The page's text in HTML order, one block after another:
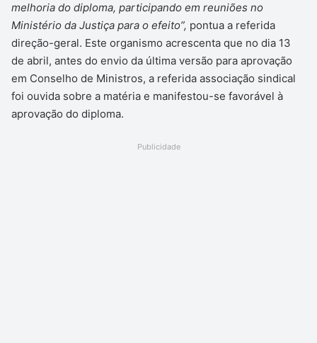
melhoria do diploma, participando em reuniões no
Ministério da Justiça para o efeito”, pontua a referida
direção-geral. Este organismo acrescenta que no dia 13
de abril, antes do envio da última versão para aprovação
em Conselho de Ministros, a referida associação sindical
foi ouvida sobre a matéria e manifestou-se favorável à
aprovação do diploma.
Publicidade